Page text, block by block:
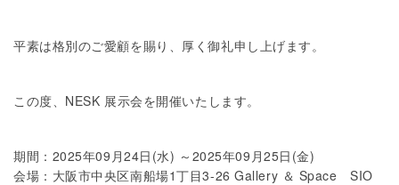
平素は格別のご愛顧を賜り、厚く御礼申し上げます。
この度、NESK 展示会を開催いたします。
期間：2025年09月24日(水) ～2025年09月25日(金)
会場：大阪市中央区南船場1丁目3-26 Gallery ＆ Space SIO